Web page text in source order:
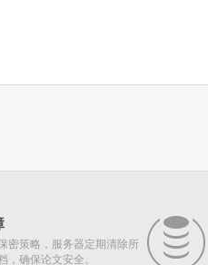
密策略，服务器定期清除所
，确保论文安全。